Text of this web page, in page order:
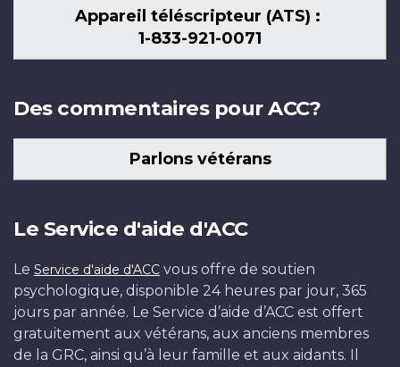
Appareil téléscripteur (ATS) :
1-833-921-0071
Des commentaires pour ACC?
Parlons vétérans
Le Service d'aide d'ACC
Le Service d'aide d'ACC vous offre de soutien
psychologique, disponible 24 heures par jour, 365
jours par année. Le Service d’aide d’ACC est offert
gratuitement aux vétérans, aux anciens membres
de la GRC, ainsi qu’à leur famille et aux aidants. Il